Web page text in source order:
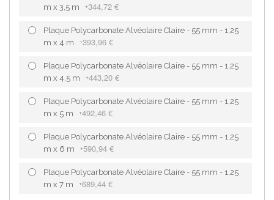
m x 3,5 m +344,72 €
Plaque Polycarbonate Alvéolaire Claire - 55 mm - 1,25
m x 4 m +393,96 €
Plaque Polycarbonate Alvéolaire Claire - 55 mm - 1,25
m x 4,5 m +443,20 €
Plaque Polycarbonate Alvéolaire Claire - 55 mm - 1,25
m x 5 m +492,46 €
Plaque Polycarbonate Alvéolaire Claire - 55 mm - 1,25
m x 6 m +590,94 €
Plaque Polycarbonate Alvéolaire Claire - 55 mm - 1,25
m x 7 m +689,44 €